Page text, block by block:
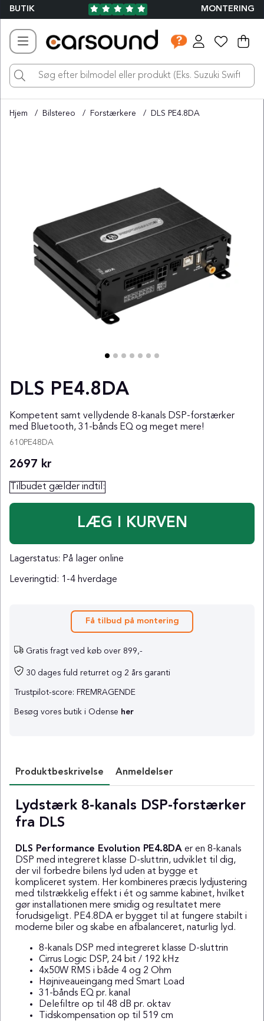
BUTIK MONTERING
.
Hjem Bilstereo Forstærkere DLS PE4.8DA
DLS PE4.8DA
Kompetent samt vellydende 8-kanals DSP-forstærker
med Bluetooth, 31-bånds EQ og meget mere!
610PE48DA
2697 kr
Tilbudet gælder indtil:
Lagerstatus: På lager online
Leveringtid: 1-4 hverdage
Få tilbud på montering
Gratis fragt ved køb over 899,-
30 dages fuld returret og 2 års garanti
Trustpilot-score: FREMRAGENDE
Besøg vores butik i Odense her
Produktbeskrivelse Anmeldelser
Lydstærk 8-kanals DSP-forstærker
fra DLS
DLS Performance Evolution PE4.8DA er en 8-kanals
DSP med integreret klasse D-sluttrin, udviklet til dig,
der vil forbedre bilens lyd uden at bygge et
kompliceret system. Her kombineres præcis lydjustering
med tilstrækkelig effekt i ét og samme kabinet, hvilket
gør installationen mere smidig og resultatet mere
forudsigeligt. PE4.8DA er bygget til at fungere stabilt i
moderne biler og skabe en afbalanceret, naturlig lyd.
8-kanals DSP med integreret klasse D-sluttrin
Cirrus Logic DSP, 24 bit / 192 kHz
4x50W RMS i både 4 og 2 Ohm
Højniveaueingang med Smart Load
31-bånds EQ pr. kanal
Delefiltre op til 48 dB pr. oktav
Tidskompensation op til 519 cm